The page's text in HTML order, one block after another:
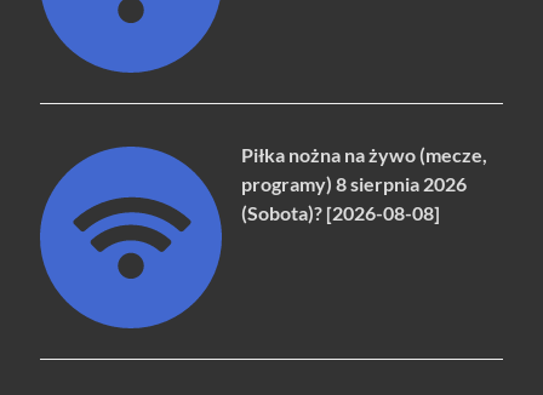
Piłka nożna na żywo (mecze,
programy) 8 sierpnia 2026
(Sobota)? [2026-08-08]